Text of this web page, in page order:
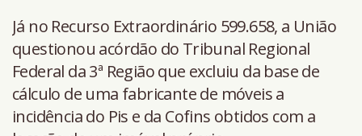
Já no Recurso Extraordinário 599.658, a União
questionou acórdão do Tribunal Regional
Federal da 3ª Região que excluiu da base de
cálculo de uma fabricante de móveis a
incidência do Pis e da Cofins obtidos com a